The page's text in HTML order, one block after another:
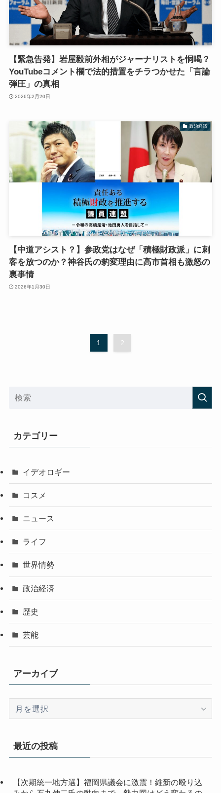
【緊急告発】岩屋毅前外相がジャーナリストを恫喝？
YouTubeコメント欄で法的措置をチラつかせた「言論
弾圧」の真相
2026年2月20日
政治経済
【中道アシスト？】参政党はなぜ「積極財政派」に刺
客を放つのか？神谷氏の豹変理由に高市首相も激怒の
裏事情
2026年1月30日
1 2
カテゴリー
イデオロギー
コスメ
ニュース
ライフ
世界情勢
政治経済
歴史
芸能
アーカイブ
イ
最近の投稿
【次期統一地方選】福岡県議会に激震！維新の殴り込